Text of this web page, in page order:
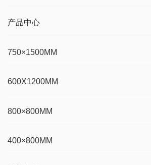
产品中心
750×1500MM
600X1200MM
800×800MM
400×800MM